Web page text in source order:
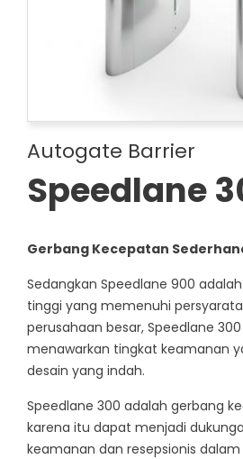
Autogate Barrier
Speedlane
Gerbang Kecepatan
Sedangkan Speedlane 900
tinggi yang memenuhi
perusahaan besar, Speedlane
menawarkan tingkat keamanan
desain yang indah.
Speedlane 300 adalah gerbang
karena itu dapat menjadi
keamanan dan resepsionis